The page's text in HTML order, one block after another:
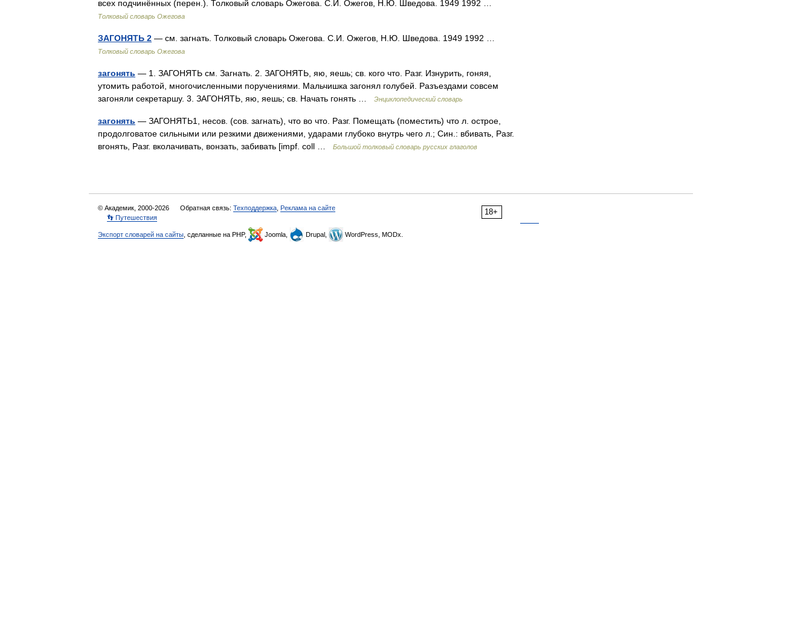
всех подчинённых (перен.). Толковый словарь Ожегова. С.И. Ожегов, Н.Ю. Шведова. 1949 1992 …
Толковый словарь Ожегова
ЗАГОНЯТЬ 2 — см. загнать. Толковый словарь Ожегова. С.И. Ожегов, Н.Ю. Шведова. 1949 1992 …
Толковый словарь Ожегова
загонять — 1. ЗАГОНЯТЬ см. Загнать. 2. ЗАГОНЯТЬ, яю, яешь; св. кого что. Разг. Изнурить, гоняя,
утомить работой, многочисленными поручениями. Мальчишка загонял голубей. Разъездами совсем
загоняли секретаршу. 3. ЗАГОНЯТЬ, яю, яешь; св. Начать гонять …
Энциклопедический словарь
загонять — ЗАГОНЯТЬ1, несов. (сов. загнать), что во что. Разг. Помещать (поместить) что л. острое,
продолговатое сильными или резкими движениями, ударами глубоко внутрь чего л.; Син.: вбивать, Разг.
вгонять, Разг. вколачивать, вонзать, забивать [impf. coll …
Большой толковый словарь русских глаголов
18+
© Академик, 2000-2026 Обратная связь: Техподдержка Реклама на сайте
👣 Путешествия
Экспорт словарей на сайты , сделанные на PHP, Joomla, Drupal, WordPress, MODx.